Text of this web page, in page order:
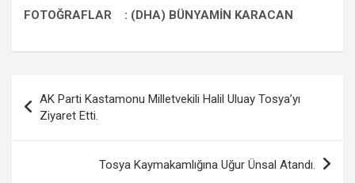
FOTOĞRAFLAR : (DHA) BÜNYAMİN KARACAN
gezinmesi
AK Parti Kastamonu Milletvekili Halil Uluay Tosya’yı
Ziyaret Etti.
Tosya Kaymakamlığına Uğur Ünsal Atandı.